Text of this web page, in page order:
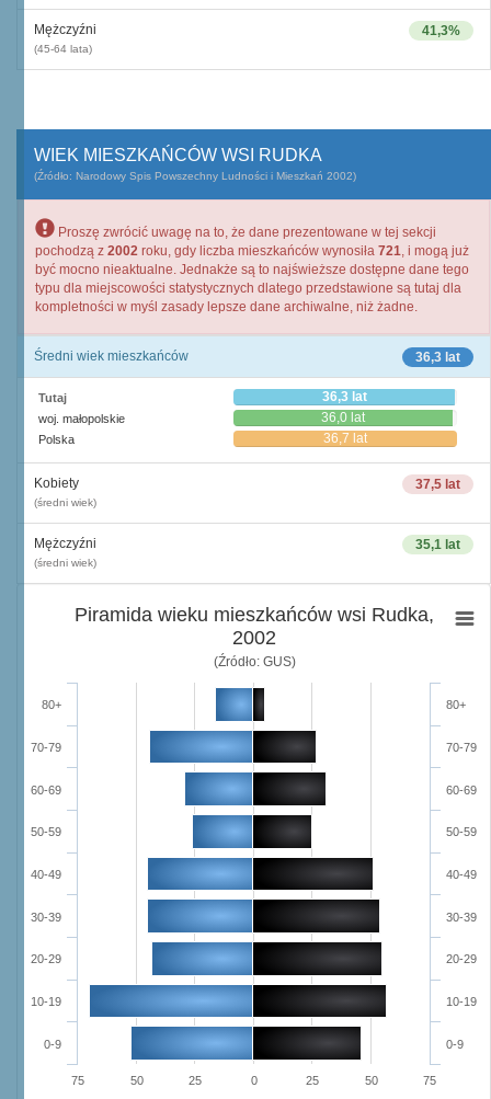
41,3%
Mężczyźni
(45-64 lata)
WIEK MIESZKAŃCÓW WSI RUDKA
(Źródło: Narodowy Spis Powszechny Ludności i Mieszkań 2002)
Proszę zwrócić uwagę na to, że dane prezentowane w tej sekcji
pochodzą z 2002 roku, gdy liczba mieszkańców wynosiła 721, i mogą już
być mocno nieaktualne. Jednakże są to najświeższe dostępne dane tego
typu dla miejscowości statystycznych dlatego przedstawione są tutaj dla
kompletności w myśl zasady lepsze dane archiwalne, niż żadne.
36,3 lat
Średni wiek mieszkańców
Tutaj 36,3 lat
woj. małopolskie 36,0 lat
Polska 36,7 lat
37,5 lat
Kobiety
(średni wiek)
35,1 lat
Mężczyźni
(średni wiek)
Piramida wieku mieszkańców wsi Rudka,
2002
(Źródło: GUS)
0-9
10-19
20-29
30-39
40-49
50-59
60-69
70-79
80+
0-9
10-19
20-29
30-39
40-49
50-59
60-69
70-79
80+
75 50 25 0 25 50 75